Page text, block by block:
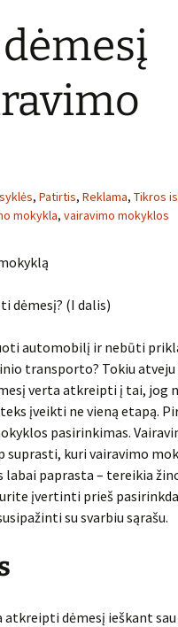
, Patirtis, Reklama, Tikros
mokykla, vairavimo mokyklos
dėmesį? (I dalis)
automobilį ir nebūti
transporto? Tokiu
verta atkreipti į tai, jog
įveikti ne vieną etapą.
pasirinkimas.
kuri vairavimo
labai paprasta – tereikia
įvertinti prieš
su svarbiu sąrašu.
atkreipti dėmesį ieškant